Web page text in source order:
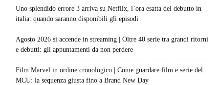
Uno splendido errore 3 arriva su Netflix, l’ora esatta del debutto in
italia: quando saranno disponibili gli episodi
Agosto 2026 si accende in streaming | Oltre 40 serie tra grandi ritorni
e debutti: gli appuntamenti da non perdere
Film Marvel in ordine cronologico | Come guardare film e serie del
MCU: la sequenza giusta fino a Brand New Day